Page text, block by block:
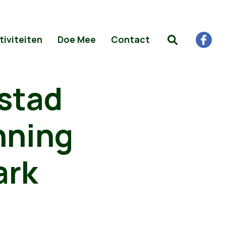
Doe Mee Contact